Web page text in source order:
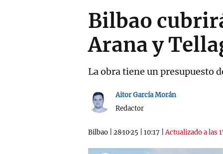
Bilbao
Arana y
La obra tiene un presupuesto
Aitor García Morán
Redactor
Bilbao 28·10·25 10:17 |Actualizado a las